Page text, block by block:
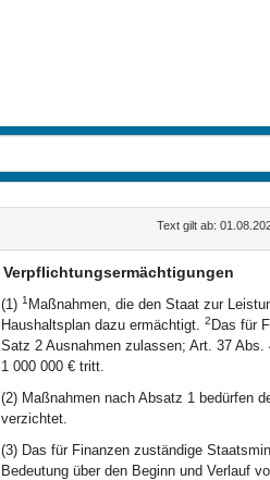
Text gilt ab:
Verpflichtungsermächtigungen
(1) 1 Maßnahmen, die den Staat zur
Haushaltsplan dazu ermächtigt. 2 Das für
Satz 2 Ausnahmen zulassen; Art. 37
1 000 000 € tritt.
(2) Maßnahmen nach Absatz 1 bedürfen
verzichtet.
(3) Das für Finanzen zuständige
Bedeutung über den Beginn und Verlauf